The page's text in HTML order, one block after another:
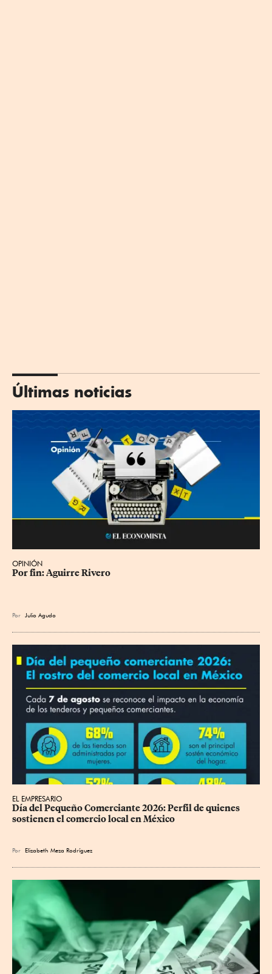
Últimas noticias
OPINIÓN
Por fin: Aguirre Rivero
Por Julio Agudo
EL EMPRESARIO
Día del Pequeño Comerciante 2026: Perfil de quienes
sostienen el comercio local en México
Por Elizabeth Meza Rodríguez